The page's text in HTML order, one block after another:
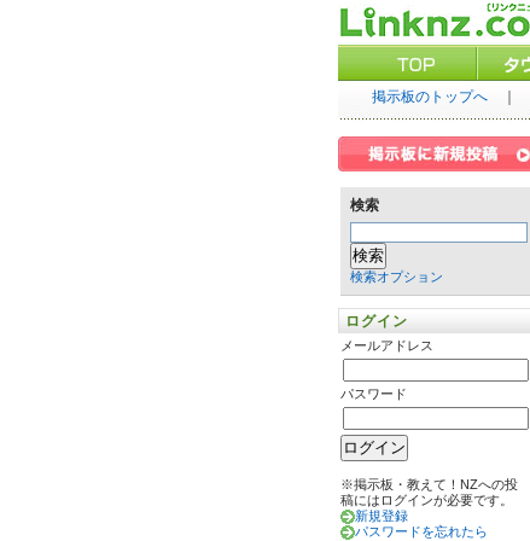
掲示板のトップへ｜
検索
検索オプション
ログイン
メールアドレス
パスワード
※掲示板・教えて！NZへの投
稿にはログインが必要です。
新規登録
パスワードを忘れたら